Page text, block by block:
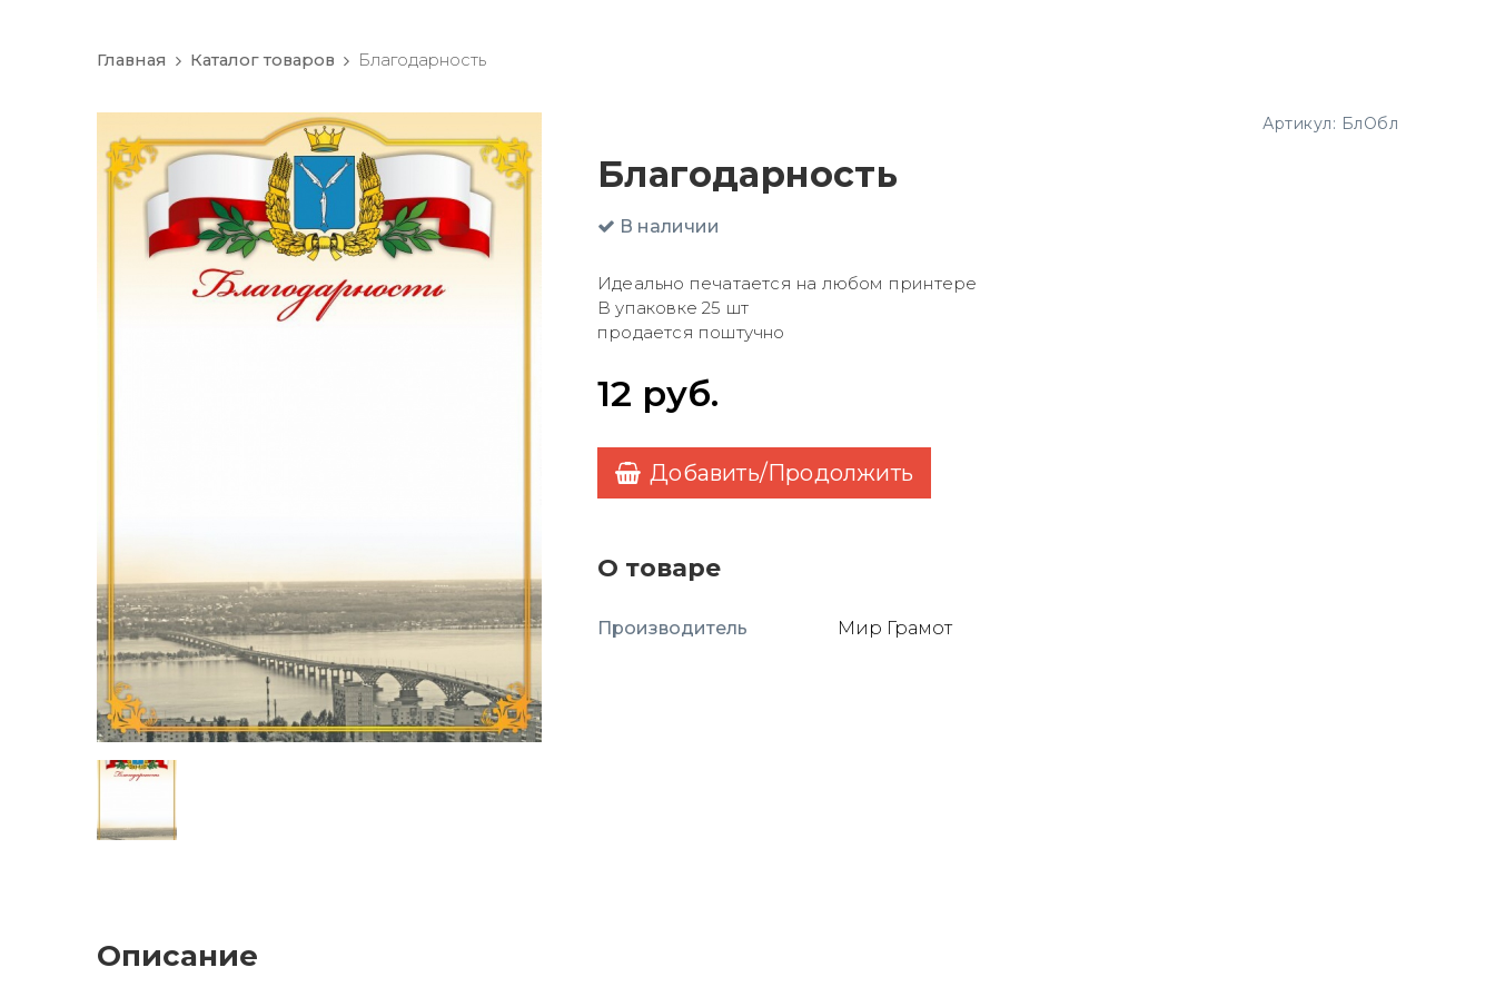
Главная Каталог товаров Благодарность
Артикул: БлОбл
Благодарность
В наличии
Идеально печатается на любом принтере
В упаковке 25 шт
продается поштучно
12 руб.
Добавить/Продолжить
О товаре
Производитель Мир Грамот
Описание